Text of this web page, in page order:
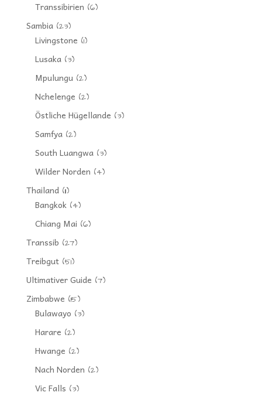
Transsibirien (6)
Sambia(23)
Livingstone (1)
Lusaka(3)
Mpulungu(2)
Nchelenge (2)
Östliche Hügellande (3)
Samfya(2)
South Luangwa(3)
Wilder Norden (4)
Thailand(11)
Bangkok(4)
Chiang Mai (6)
Transsib (27)
Treibgut(51)
Ultimativer Guide (7)
Zimbabwe (15)
Bulawayo (3)
Harare (2)
Hwange (2)
Nach Norden (2)
Vic Falls (3)